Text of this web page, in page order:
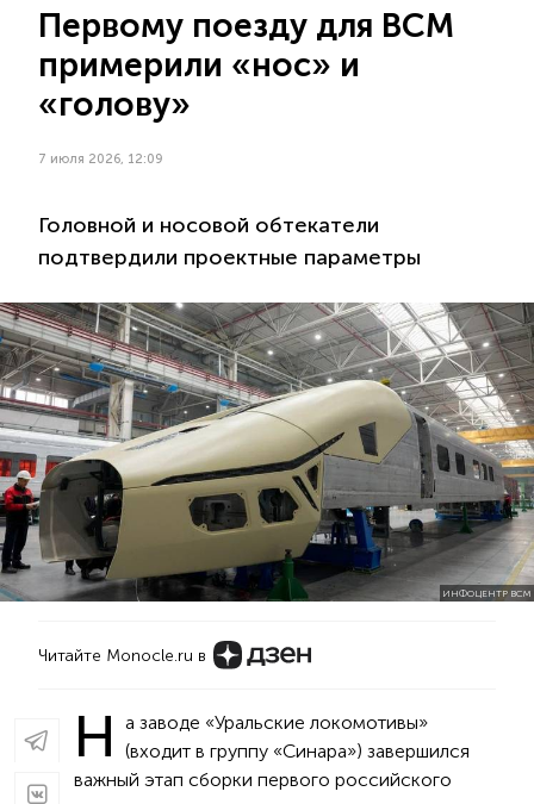
Первому поезду для ВСМ
примерили «нос» и
«голову»
7 июля 2026, 12:09
Головной и носовой обтекатели
подтвердили проектные параметры
ИНФОЦЕНТР ВСМ
Читайте Monocle.ru в
Н
а заводе «Уральские локомотивы»
(входит в группу «Синара») завершился
важный этап сборки первого российского